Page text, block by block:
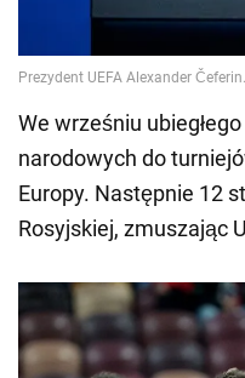
We wrześniu
narodowych do
Europy. Następnie 12
Rosyjskiej, zmuszając